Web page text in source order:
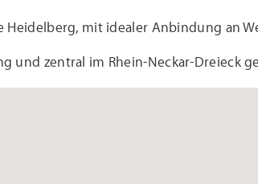
Heidelberg, mit idealer Anbindung an
und zentral im Rhein-Neckar-Dreieck